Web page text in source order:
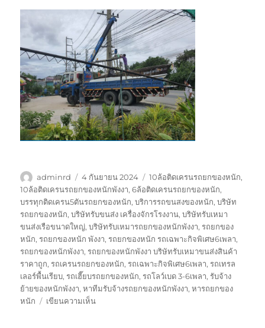
ผู้
เขียน
adminrd
เขียน
เมื่อ
4 กันยายน 2024
ป้าย
กำกับ
10ล้อติดเครนรถยกของหนัก,
10ล้อติดเครนรถยกของหนักพังงา,6ล้อติดเครนรถยกของหนัก,
บรรทุกติดเครน5ตันรถยกของหนัก,บริการรถขนสงของหนัก,บริษัท
รถยกของหนัก,บริษัทรับขนส่ง เครื่องจักรโรงงาน,บริษัทรับเหมา
ขนส่งเรือขนาดใหญ่,บริษัทรับเหมารถยกของหนักพังงา,รถยกของ
หนัก,รถยกของหนัก พังงา,รถยกของหนัก รถเฉพาะกิจพิเศษ6เพลา,
รถยกของหนักพังงา,รถยกของหนักพังงา บริษัทรับเหมาขนส่งสินค้า
ราคาถูก,รถเครนรถยกของหนัก,รถเฉพาะกิจพิเศษ6เพลา,รถเทรล
เลอร์พื้นเรียบ,รถเฮี๊ยบรถยกของหนัก,รถโลว์เบด 3-6เพลา,รับจ้าง
ย้ายของหนักพังงา,หาทีมรับจ้างรถยกของหนักพังงา,หารถยกของ
หนัก
เขียนความเห็นบน